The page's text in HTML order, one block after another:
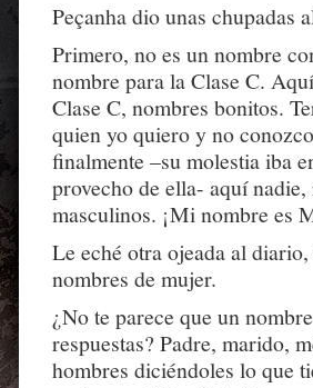
Peçanha dio unas chupadas
Primero, no es un nombre
nombre para la Clase C.
Clase C, nombres bonitos.
quien yo quiero y no
finalmente –su molestia iba
provecho de ella- aquí
masculinos. ¡Mi nombre es
Le eché otra ojeada al
nombres de mujer.
¿No te parece que un
respuestas? Padre, marido,
hombres diciéndoles lo que